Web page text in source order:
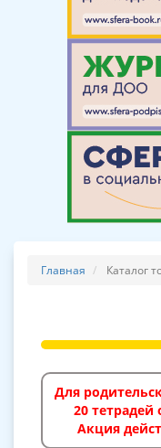
Главная Каталог
Для
20 тетрадей
Акция